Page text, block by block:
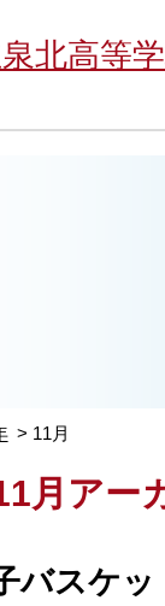
北高等
11月
月アー
バスケ